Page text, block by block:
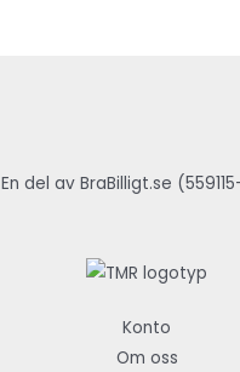
En del av BraBilligt.se
Konto
Om oss